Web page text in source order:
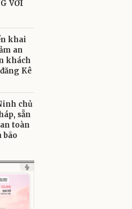
VỚI
khai
an
khách
Kê
chủ
sẵn
toàn
bão